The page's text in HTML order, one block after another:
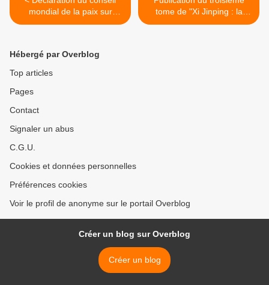
mondial de la paix sur
l'annexion de la Cisjordanie
tome de "Xi Jinping : la
gouvernance de la Chine" >
Hébergé par Overblog
Top articles
Pages
Contact
Signaler un abus
C.G.U.
Cookies et données personnelles
Préférences cookies
Voir le profil de anonyme sur le portail Overblog
Créer un blog sur Overblog
Créer un blog